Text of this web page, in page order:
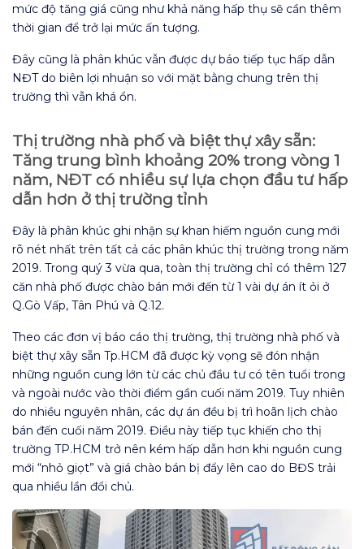
mức độ tăng giá cũng như khả năng hấp thụ sẽ cần thêm
thời gian để trở lại mức ấn tượng.
Đây cũng là phân khúc vẫn được dự báo tiếp tục hấp dẫn
NĐT do biên lợi nhuận so với mặt bằng chung trên thị
trường thì vẫn khá ổn.
Thị trường nhà phố và biệt thự xây sẵn:
Tăng trung bình khoảng 20% trong vòng 1
năm, NĐT có nhiều sự lựa chọn đầu tư hấp
dẫn hơn ở thị trường tỉnh
Đây là phân khúc ghi nhận sự khan hiếm nguồn cung mới
rõ nét nhất trên tất cả các phân khúc thị trường trong năm
2019. Trong quý 3 vừa qua, toàn thị trường chỉ có thêm 127
căn nhà phố được chào bán mới đến từ 1 vài dự án ít ỏi ở
Q.Gò Vấp, Tân Phú và Q.12.
Theo các đơn vị báo cáo thị trường, thị trường nhà phố và
biệt thự xây sẵn Tp.HCM đã được kỳ vọng sẽ đón nhận
những nguồn cung lớn từ các chủ đầu tư có tên tuổi trong
và ngoài nước vào thời điểm gần cuối năm 2019. Tuy nhiên
do nhiều nguyên nhân, các dự án đều bị trì hoãn lịch chào
bán đến cuối năm 2019. Điều này tiếp tục khiến cho thị
trường TP.HCM trở nên kém hấp dẫn hơn khi nguồn cung
mới “nhỏ giọt” và giá chào bán bị đẩy lên cao do BĐS trải
qua nhiều lần đổi chủ.